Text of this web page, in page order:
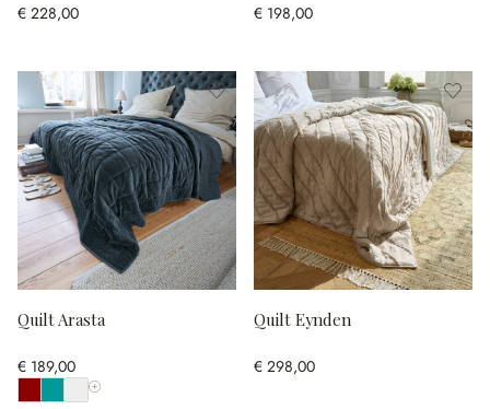
€ 228,00 € 198,00
Quilt Arasta
€ 189,00
Alle Farben anzeigen
Quilt Eynden
€ 298,00